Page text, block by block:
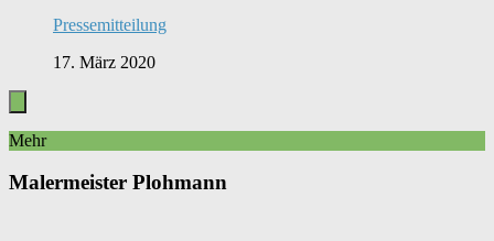
Pressemitteilung
17. März 2020
Mehr
Malermeister Plohmann